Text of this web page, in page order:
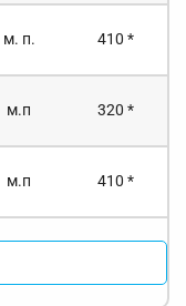
м. п. 410 *
м.п 320 *
м.п 410 *